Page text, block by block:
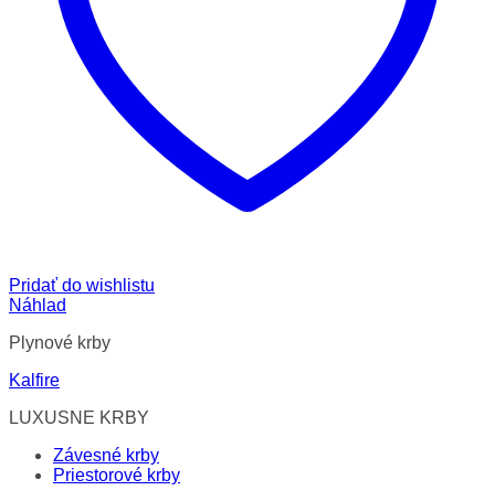
Pridať do wishlistu
Náhlad
Plynové krby
Kalfire
LUXUSNE KRBY
Závesné krby
Priestorové krby